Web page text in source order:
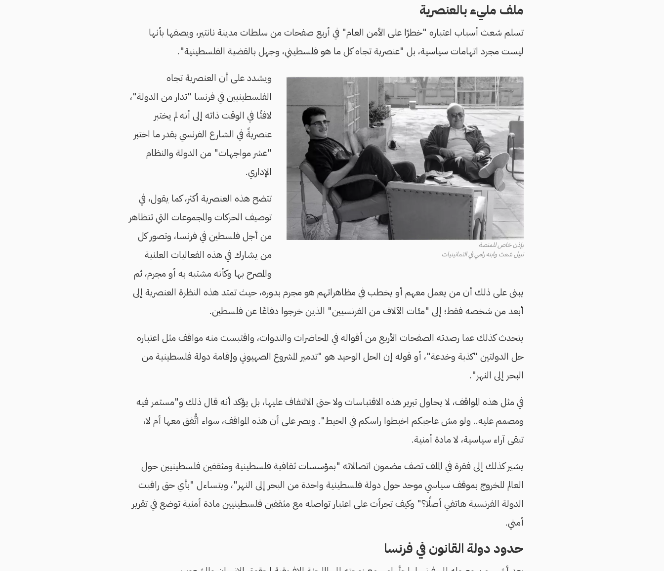
ملف مليء بالعنصرية
تسلم شعث أسباب اعتباره "خطرًا على الأمن العام" في أربع صفحات من سلطات مدينة نانتير، ويصفها بأنها
ليست مجرد اتهامات سياسية، بل "عنصرية تجاه كل ما هو فلسطيني، وجهل بالقضية الفلسطينية".
بإذن خاص للمنصة
نبيل شعث وابنه رامي في الثمانينيات
ويشدد على أن العنصرية تجاه
الفلسطينيين في فرنسا "تدار من الدولة"،
لافتًا في الوقت ذاته إلى أنه لم يختبر
عنصريةً في الشارع الفرنسي بقدر ما اختبر
"عشر مواجهات" من الدولة والنظام
الإداري.
تتضح هذه العنصرية أكثر، كما يقول، في
توصيف الحركات والمجموعات التي تتظاهر
من أجل فلسطين في فرنسا، وتصور كل
من يشارك في هذه الفعاليات العلنية
والمصرح بها وكأنه مشتبه به أو مجرم، ثم
يبنى على ذلك أن من يعمل معهم أو يخطب في مظاهراتهم هو مجرم بدوره، حيث تمتد هذه النظرة العنصرية إلى
أبعد من شخصه فقط؛ إلى "مئات الآلاف من الفرنسيين" الذين خرجوا دفاعًا عن فلسطين.
يتحدث كذلك عما رصدته الصفحات الأربع من أقواله في المحاضرات والندوات، واقتبست منه مواقف مثل اعتباره
حل الدولتين "كذبة وخدعة"، أو قوله إن الحل الوحيد هو "تدمير المشروع الصهيوني وإقامة دولة فلسطينية من
البحر إلى النهر".
في مثل هذه المواقف، لا يحاول تبرير هذه الاقتباسات ولا حتى الالتفاف عليها، بل يؤكد أنه قال ذلك و"مستمر فيه
ومصمم عليه.. ولو مش عاجبكم اخبطوا راسكم في الحيط". ويصر على أن هذه المواقف، سواء اتُّفق معها أم لا،
تبقى آراء سياسية، لا مادة أمنية.
يشير كذلك إلى فقرة في الملف تصف مضمون اتصالاته "بمؤسسات ثقافية فلسطينية ومثقفين فلسطينيين حول
العالم للخروج بموقف سياسي موحد حول دولة فلسطينية واحدة من البحر إلى النهر"، ويتساءل "بأي حق راقبت
الدولة الفرنسية هاتفي أصلًا؟" وكيف تجرأت على اعتبار تواصله مع مثقفين فلسطينيين مادة أمنية توضع في تقرير
أمني.
حدود دولة القانون في فرنسا